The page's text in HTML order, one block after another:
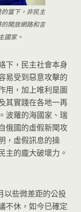
當下，非民主
開放網路和言
國家。
下，民主社會本身
易受到惡意攻擊的
用，加上唯利是圖
其實踐在各地一再
波羅的海國家、瑞
俄國的虛假新聞攻
，虛假訊息的操
主的龐大破壞力。
以些微差距的公投
不休，如今已確定